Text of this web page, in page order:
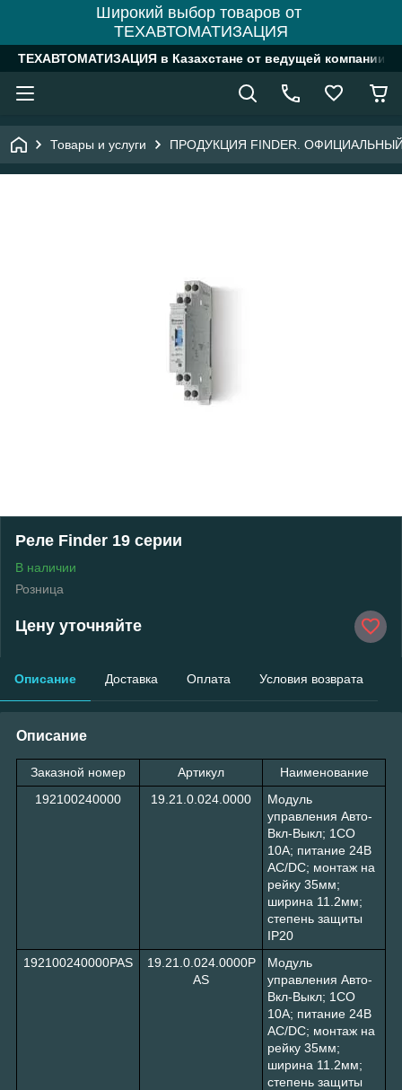
Широкий выбор товаров от
ТЕХАВТОМАТИЗАЦИЯ
ТЕХАВТОМАТИЗАЦИЯ в Казахстане от ведущей компании
Товары и услуги ПРОДУКЦИЯ FINDER. ОФИЦИАЛЬНЫЙ
Реле Finder 19 серии
В наличии
Розница
Цену уточняйте
Описание Доставка Оплата Условия возврата
Описание
Заказной номер Артикул
Наименование
192100240000
19.21.0.024.0000
Модуль
управления Авто-
Вкл-Выкл; 1CO
10A; питание 24В
АC/DC; монтаж на
рейку 35мм;
ширина 11.2мм;
степень защиты
IP20
192100240000PAS
19.21.0.024.0000P
AS
Модуль
управления Авто-
Вкл-Выкл; 1CO
10A; питание 24В
АC/DC; монтаж на
рейку 35мм;
ширина 11.2мм;
степень защиты